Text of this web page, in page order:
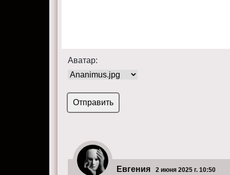
Аватар:
Евгения 2 июня 2025 г. 10:50